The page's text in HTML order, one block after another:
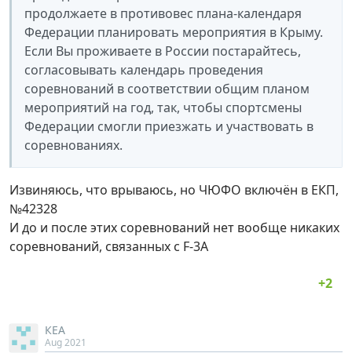
продолжаете в противовес плана-календаря
Федерации планировать мероприятия в Крыму.
Если Вы проживаете в России постарайтесь,
согласовывать календарь проведения
соревнований в соответствии общим планом
мероприятий на год, так, чтобы спортсмены
Федерации смогли приезжать и участвовать в
соревнованиях.
Извиняюсь, что врываюсь, но ЧЮФО включён в ЕКП,
№42328
И до и после этих соревнований нет вообще никаких
соревнований, связанных с F-3A
КЕА
Aug 2021